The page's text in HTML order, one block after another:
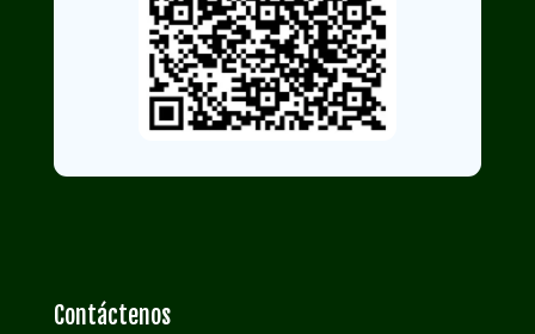
Contáctenos